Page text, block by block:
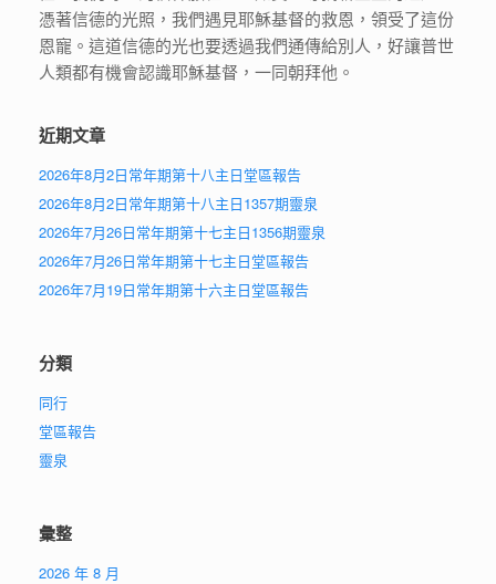
憑著信德的光照，我們遇見耶穌基督的救恩，領受了這份
恩寵。這道信德的光也要透過我們通傳給別人，好讓普世
人類都有機會認識耶穌基督，一同朝拜他。
近期文章
2026年8月2日常年期第十八主日堂區報告
2026年8月2日常年期第十八主日1357期靈泉
2026年7月26日常年期第十七主日1356期靈泉
2026年7月26日常年期第十七主日堂區報告
2026年7月19日常年期第十六主日堂區報告
分類
同行
堂區報告
靈泉
彙整
2026 年 8 月